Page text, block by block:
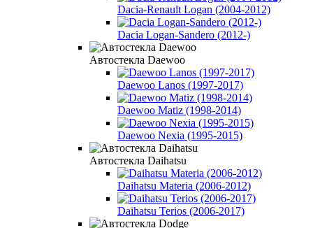
Dacia-Renault Logan (2004-2012)
Dacia Logan-Sandero (2012-)
Автостекла Daewoo
Daewoo Lanos (1997-2017)
Daewoo Matiz (1998-2014)
Daewoo Nexia (1995-2015)
Автостекла Daihatsu
Daihatsu Materia (2006-2012)
Daihatsu Terios (2006-2017)